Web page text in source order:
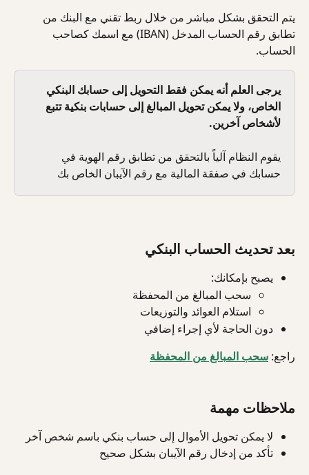
يتم التحقق بشكل مباشر من خلال ربط تقني مع البنك من
تطابق رقم الحساب المدخل (IBAN) مع اسمك كصاحب
الحساب.
يرجى العلم أنه يمكن فقط التحويل إلى حسابك البنكي
الخاص، ولا يمكن تحويل المبالغ إلى حسابات بنكية تتبع
لأشخاص آخرين.
يقوم النظام آلياً بالتحقق من تطابق رقم الهوية في
حسابك في صفقة المالية مع رقم الآيبان الخاص بك
بعد تحديث الحساب البنكي
يصبح بإمكانك:
سحب المبالغ من المحفظة
استلام العوائد والتوزيعات
دون الحاجة لأي إجراء إضافي
راجع: سحب المبالغ من المحفظة
ملاحظات مهمة
لا يمكن تحويل الأموال إلى حساب بنكي باسم شخص آخر
تأكد من إدخال رقم الآيبان بشكل صحيح